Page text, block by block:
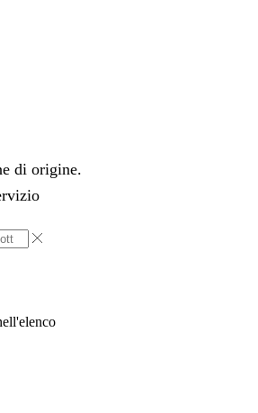
di origine.